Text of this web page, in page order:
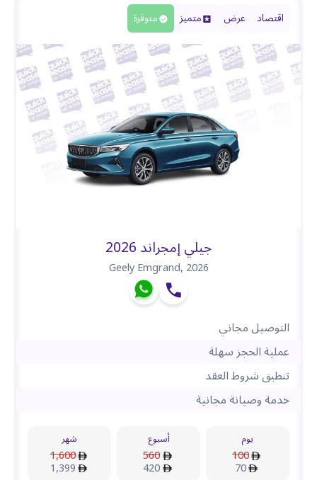
اقتصاد عرض متميز متوفرة
جيلي إمجراند 2026
Geely Emgrand,2026
التوصيل مجاني
عملية الحجز سهلة
تنطبق شروط العقد
خدمة وصيانة مجانية
يوم
100
70
أسبوع
560
420
شهر
1,600
1,399